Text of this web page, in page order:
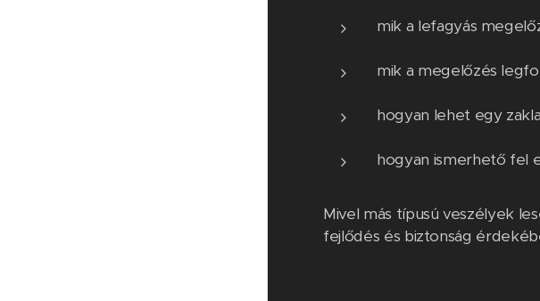
mik a lefagyás
mik a megelőzés
hogyan lehet egy
hogyan ismerhető fel
Mivel más típusú veszélyek
fejlődés és biztonság